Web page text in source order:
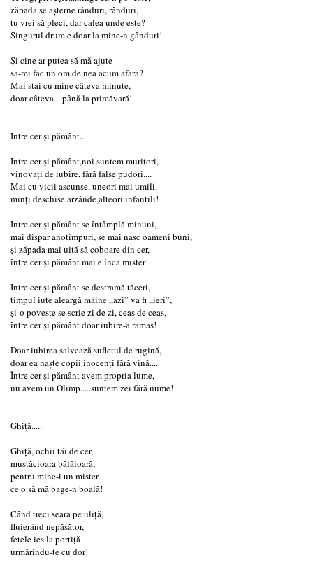
zăpada se așterne rânduri, rânduri,
tu vrei să pleci, dar calea unde este?
Singurul drum e doar la mine-n gânduri!
Și cine ar putea să mă ajute
să-mi fac un om de nea acum afară?
Mai stai cu mine câteva minute,
doar câteva....până la primăvară!
Între cer și pământ.....
Între cer și pământ,noi suntem muritori,
vinovați de iubire, fără false pudori....
Mai cu vicii ascunse, uneori mai umili,
minți deschise arzânde,alteori infantili!
Între cer și pământ se întâmplă minuni,
mai dispar anotimpuri, se mai nasc oameni buni,
și zăpada mai uită să coboare din cer,
între cer și pământ mai e încă mister!
Între cer și pământ se destramă tăceri,
timpul iute aleargă mâine „azi” va fi „ieri”,
și-o poveste se scrie zi de zi, ceas de ceas,
între cer și pământ doar iubire-a rămas!
Doar iubirea salvează sufletul de rugină,
doar ea naște copii inocenți fără vină....
Între cer și pământ avem propria lume,
nu avem un Olimp.....suntem zei fără nume!
Ghiță.....
Ghiță, ochii tăi de cer,
mustăcioara bălăioară,
pentru mine-i un mister
ce o să mă bage-n boală!
Când treci seara pe uliță,
fluierând nepăsător,
fetele ies la portiță
urmărindu-te cu dor!